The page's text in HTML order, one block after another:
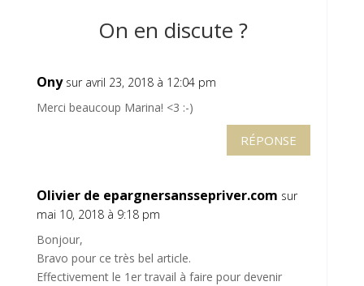
On en discute ?
Ony sur avril 23, 2018 à 12:04 pm
Merci beaucoup Marina! <3 :-)
RÉPONSE
Olivier de epargnersanssepriver.com sur
mai 10, 2018 à 9:18 pm
Bonjour,
Bravo pour ce très bel article.
Effectivement le 1er travail à faire pour devenir